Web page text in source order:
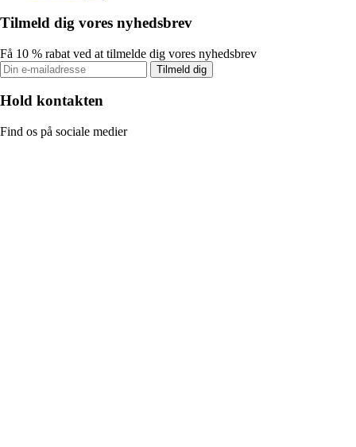
Tilmeld dig vores nyhedsbrev
Få 10 % rabat ved at tilmelde dig vores nyhedsbrev
Tilmeld dig
Hold kontakten
Find os på sociale medier